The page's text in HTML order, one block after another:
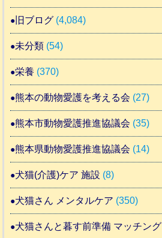
旧ブログ (4,084)
未分類 (54)
栄養 (370)
熊本の動物愛護を考える会 (27)
熊本市動物愛護推進協議会 (35)
熊本県動物愛護推進協議会 (14)
犬猫(介護)ケア 施設 (8)
犬猫さん メンタルケア (350)
犬猫さんと暮す前準備 マッチング